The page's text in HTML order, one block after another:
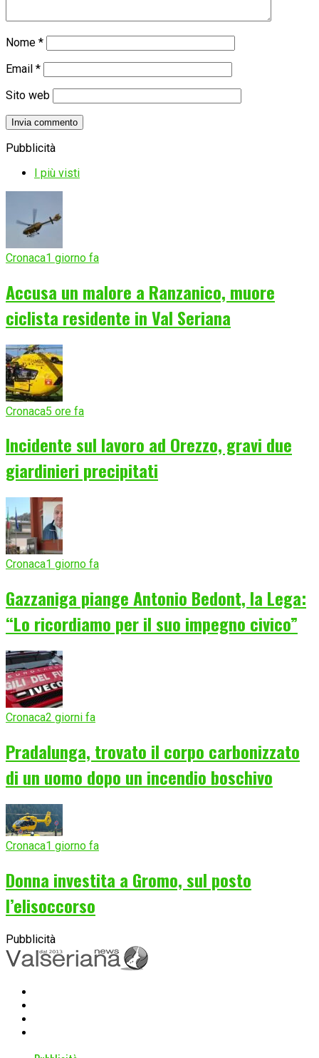
Nome *
Email *
Sito web
Pubblicità
I più visti
Cronaca1 giorno fa
Accusa un malore a Ranzanico, muore
ciclista residente in Val Seriana
Cronaca5 ore fa
Incidente sul lavoro ad Orezzo, gravi due
giardinieri precipitati
Cronaca1 giorno fa
Gazzaniga piange Antonio Bedont, la Lega:
“Lo ricordiamo per il suo impegno civico”
Cronaca2 giorni fa
Pradalunga, trovato il corpo carbonizzato
di un uomo dopo un incendio boschivo
Cronaca1 giorno fa
Donna investita a Gromo, sul posto
l’elisoccorso
Pubblicità